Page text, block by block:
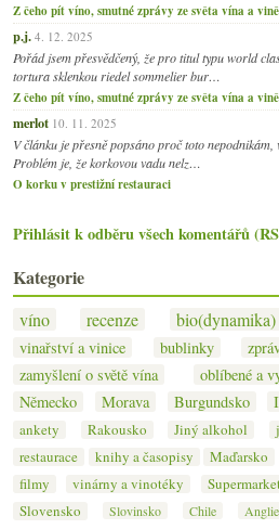
Z čeho pít víno, smutné zprávy ze světa vína a
p.j. 4. 12. 2025
Pořád jsem přesvědčený, že pro titul typu world
tortura sklenkou riedel sommelier bur…
Z čeho pít víno, smutné zprávy ze světa vína a
merlot 10. 11. 2025
V článku je přesně popsáno proč toto
Problém je, že korkovou vadu nelz…
O korku v prestižní restauraci
Přihlásit k odběru všech komentářů
Kategorie
víno recenze bio(dynamika)
vinařství a vinice
bublinky
zamyšlení o světě vína
oblíbené a
Německo
Morava Burgundsko
ankety
Rakousko Jiný alkohol
restaurace
knihy a časopisy Maďarsko
filmy
vinárny a vinotéky
Slovensko
Slovinsko Chile Anglie